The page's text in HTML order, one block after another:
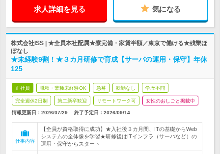
求人詳細を見る 気になる
株式会社ISS | ★全員本社配属★寮完備・家賃半額／東京で働ける★残業ほ
ぼなし
★未経験9割！★３カ月研修で育成【サーバの運用・保守】年休
125
正社員 職種・業種未経験OK 急募 転勤なし 学歴不問
完全週休2日制 第二新卒歓迎 リモートワーク可 女性のおしごと掲載中
情報更新日：2026/07/29 終了予定日： 2026/09/14
仕事内容
【全員が資格取得に成功】★入社後３カ月間、ITの基礎からWeb
システムの全体像を学習★研修後はITインフラ（サーバなど）の
運用・保守からスタート